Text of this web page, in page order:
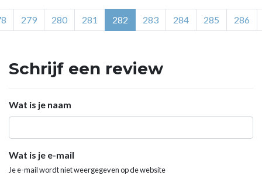
279 280 281 282 283 284 285 286
Schrijf een review
Wat is je naam
Wat is je e-mail
Je e-mail wordt niet weergegeven op de website